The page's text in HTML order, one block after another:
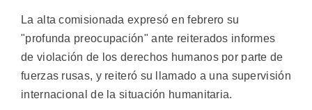
La alta comisionada expresó en febrero su
"profunda preocupación" ante reiterados informes
de violación de los derechos humanos por parte de
fuerzas rusas, y reiteró su llamado a una supervisión
internacional de la situación humanitaria.